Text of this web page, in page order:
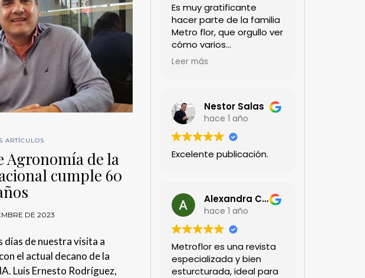
ARTÍCULOS
Agronomía de la
cumple 60
DE 2023
días de nuestra visita a
el actual decano de la
Luis Ernesto Rodríguez,
Es muy gratificante
hacer parte de la familia
Metro flor, que orgullo ver
cómo varios
profesionales hombres y
técnicas. Gracias por
mantenernos al día.mil
GRACIAS
Leer más
Nestor Salas
hace 1 año
Excelente publicación.
Alexandra Castillo
hace 1 año
Metroflor es una revista
especializada y bien
esturcturada, ideal para